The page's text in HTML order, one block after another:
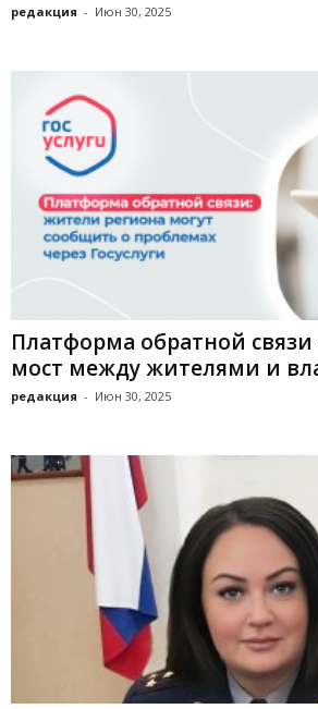
редакция - Июн 30, 2025
Платформа обратной
мост между жителями и
редакция - Июн 30, 2025